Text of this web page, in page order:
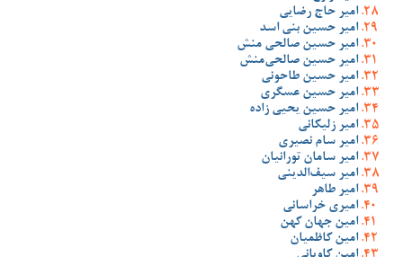
امیر حاج رضایی
امیر حسین بنی اسد
امیر حسین صالحی منش
امیر حسین صالحی‌منش
امیر حسین طاحونی
امیر حسین عسگری
امیر حسین یحیی زاده
امیر زلیکانی
امیر سام نصیری
امیر سامان تورانیان
امیر سیف‌الدینی
امیر طاهر
امیری خراسانی
امین جهان کهن
امین کاظمیان